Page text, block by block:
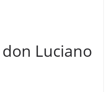
Luciano